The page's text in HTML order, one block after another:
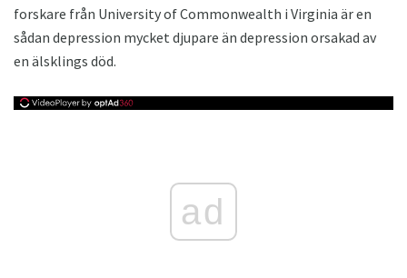
forskare från University of Commonwealth i Virginia är en
sådan depression mycket djupare än depression orsakad av
en älsklings död.
ad